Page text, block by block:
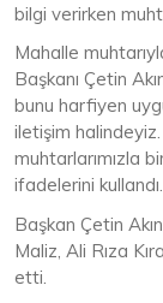
bilgi verirken
Mahalle
Başkanı Çetin
bunu harfiyen
iletişim
muhtarlarımızla
ifadelerini kullandı.
Başkan Çetin
Maliz, Ali Rıza
etti.